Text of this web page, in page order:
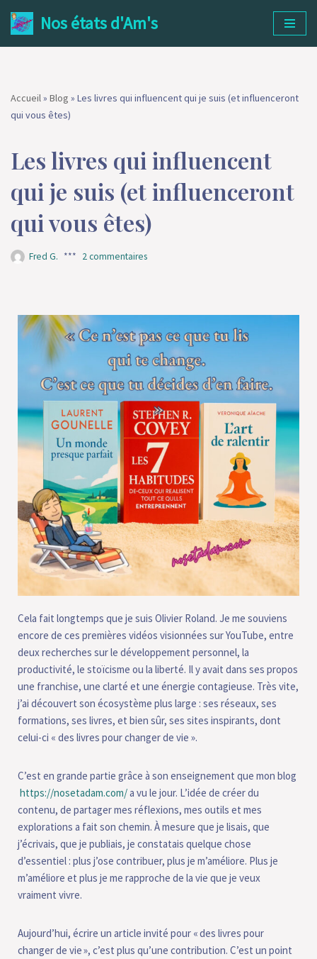
Aller
Nos états d'Am's
Accueil» Blog » Les livres qui influencent qui je suis (et influenceront
qui vous êtes)
Les livres qui influencent
qui je suis (et influenceront
qui vous êtes)
Fred G. 2 commentaires
Cela fait longtemps que je suis Olivier Roland. Je me souviens
encore de ces premières vidéos visionnées sur YouTube, entre
deux recherches sur le développement personnel, la
productivité, le stoïcisme ou la liberté. Il y avait dans ses propos
une franchise, une clarté et une énergie contagieuse. Très vite,
j’ai découvert son écosystème plus large : ses réseaux, ses
formations, ses livres, et bien sûr, ses sites inspirants, dont
celui-ci « des livres pour changer de vie ».
C’est en grande partie grâce à son enseignement que mon blog
https://nosetadam.com/a vu le jour. L’idée de créer du
contenu, de partager mes réflexions, mes outils et mes
explorations a fait son chemin. À mesure que je lisais, que
j’écrivais, que je publiais, je constatais quelque chose
d’essentiel : plus j’ose contribuer, plus je m’améliore. Plus je
m’améliore et plus je me rapproche de la vie que je veux
vraiment vivre.
Aujourd’hui, écrire un article invité pour « des livres pour
changer de vie », c’est plus qu’une contribution. C’est un point